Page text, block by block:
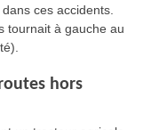
ces accidents.
tournait à gauche au
hors